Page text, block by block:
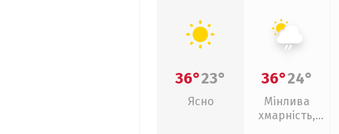
36°23°
Ясно
36°24°
Мінлива
хмарність,